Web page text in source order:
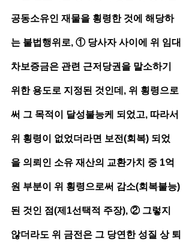
공동소유인 재물을 횡령한 것에 해당하
는 불법행위로, ① 당사자 사이에 위 임대
차보증금은 관련 근저당권을 말소하기
위한 용도로 지정된 것인데, 위 횡령으로
써 그 목적이 달성불능케 되었고, 따라서
위 횡령이 없었더라면 보전(회복) 되었
을 의뢰인 소유 재산의 교환가치 중 1억
원 부분이 위 횡령으로써 감소(회복불능)
된 것인 점(제1선택적 주장), ② 그렇지
않더라도 위 금전은 그 당연한 성질 상 퇴